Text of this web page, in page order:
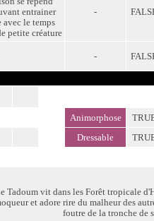
entrainer
avec le temps
petite créature
-
-
Animorphose
Dressable
Tadoum vit dans les Forêt tropicale
et adore rire du malheur des
foutre de la tronche de